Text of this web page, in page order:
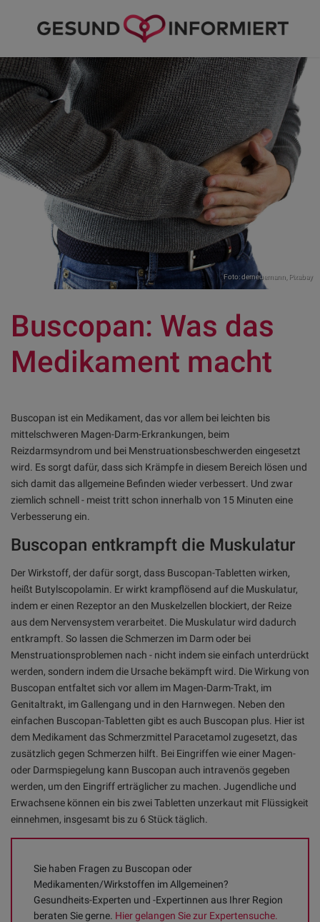
Foto: derneuemann, Pixabay
Buscopan: Was das
Medikament macht
Buscopan ist ein Medikament, das vor allem bei leichten bis
mittelschweren Magen-Darm-Erkrankungen, beim
Reizdarmsyndrom und bei Menstruationsbeschwerden eingesetzt
wird. Es sorgt dafür, dass sich Krämpfe in diesem Bereich lösen und
sich damit das allgemeine Befinden wieder verbessert. Und zwar
ziemlich schnell - meist tritt schon innerhalb von 15 Minuten eine
Verbesserung ein.
Buscopan entkrampft die Muskulatur
Der Wirkstoff, der dafür sorgt, dass Buscopan-Tabletten wirken,
heißt Butylscopolamin. Er wirkt krampflösend auf die Muskulatur,
indem er einen Rezeptor an den Muskelzellen blockiert, der Reize
aus dem Nervensystem verarbeitet. Die Muskulatur wird dadurch
entkrampft. So lassen die Schmerzen im Darm oder bei
Menstruationsproblemen nach - nicht indem sie einfach unterdrückt
werden, sondern indem die Ursache bekämpft wird. Die Wirkung von
Buscopan entfaltet sich vor allem im Magen-Darm-Trakt, im
Genitaltrakt, im Gallengang und in den Harnwegen. Neben den
einfachen Buscopan-Tabletten gibt es auch Buscopan plus. Hier ist
dem Medikament das Schmerzmittel Paracetamol zugesetzt, das
zusätzlich gegen Schmerzen hilft. Bei Eingriffen wie einer Magen-
oder Darmspiegelung kann Buscopan auch intravenös gegeben
werden, um den Eingriff erträglicher zu machen. Jugendliche und
Erwachsene können ein bis zwei Tabletten unzerkaut mit Flüssigkeit
einnehmen, insgesamt bis zu 6 Stück täglich.
Sie haben Fragen zu Buscopan oder
Medikamenten/Wirkstoffen im Allgemeinen?
Gesundheits-Experten und -Expertinnen aus Ihrer Region
beraten Sie gerne. Hier gelangen Sie zur Expertensuche.